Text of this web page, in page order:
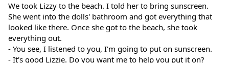
We took Lizzy to the beach. I told her to bring sunscreen.
She went into the dolls' bathroom and got everything that
looked like there. Once she got to the beach, she took
everything out.
- You see, I listened to you, I'm going to put on sunscreen.
- It's good Lizzie. Do you want me to help you put it on?